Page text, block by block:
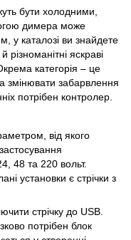
бути холодними,
димера може
у каталозі ви знайдете
різноманітні яскраві
категорія – це
змінювати забарвлення
потрібен контролер.
від якого
48 та 220 вольт.
установки є стрічки з
стрічку до USB.
потрібен блок